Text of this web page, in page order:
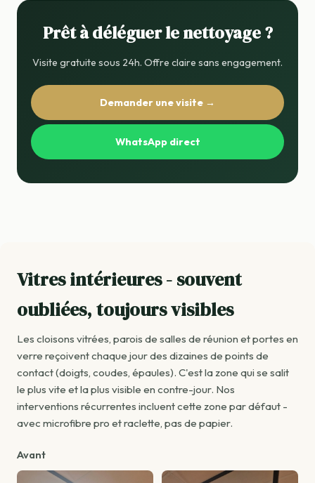
Prêt à déléguer le nettoyage ?
Visite gratuite sous 24h. Offre claire sans engagement.
Demander une visite →
WhatsApp direct
Vitres intérieures - souvent
oubliées, toujours visibles
Les cloisons vitrées, parois de salles de réunion et portes en
verre reçoivent chaque jour des dizaines de points de
contact (doigts, coudes, épaules). C'est la zone qui se salit
le plus vite et la plus visible en contre-jour. Nos
interventions récurrentes incluent cette zone par défaut -
avec microfibre pro et raclette, pas de papier.
Avant